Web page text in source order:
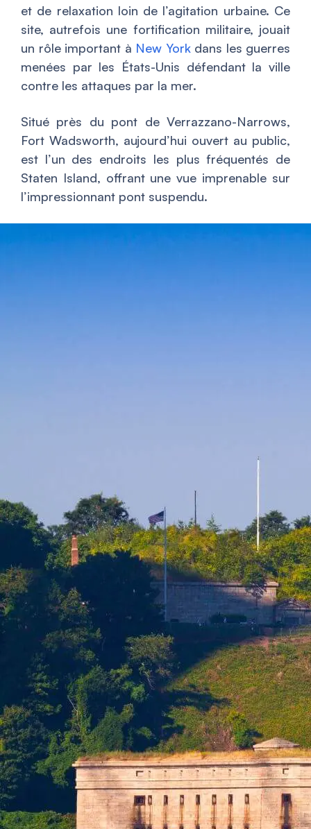
et de relaxation loin de l’agitation urbaine. Ce
site, autrefois une fortification militaire, jouait
un rôle important à New Yorkdans les guerres
menées par les États-Unis défendant la ville
contre les attaques par la mer.
Situé près du pont de Verrazzano-Narrows,
Fort Wadsworth, aujourd’hui ouvert au public,
est l’un des endroits les plus fréquentés de
Staten Island, offrant une vue imprenable sur
l’impressionnant pont suspendu.